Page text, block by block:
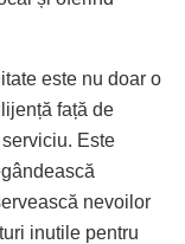
este nu doar o
față de
Este
nevoilor
inutile pentru